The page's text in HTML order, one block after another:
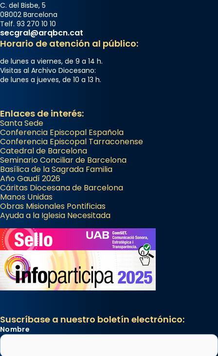
C. del Bisbe, 5
08002 Barcelona
Telf. 93 270 10 10
secgral@arqbcn.cat
Horario de atención al público:
de lunes a viernes, de 9 a 14 h.
Visitas al Archivo Diocesano:
de lunes a jueves, de 10 a 13 h.
Enlaces de interés:
Santa Sede
Conferencia Episcopal Española
Conferencia Episcopal Tarraconense
Catedral de Barcelona
Seminario Conciliar de Barcelona
Basílica de la Sagrada Familia
Año Gaudí 2026
Cáritas Diocesana de Barcelona
Manos Unidas
Obras Misionales Pontificias
Ayuda a la Iglesia Necesitada
Suscríbase a nuestro boletín electrónico:
Nombre